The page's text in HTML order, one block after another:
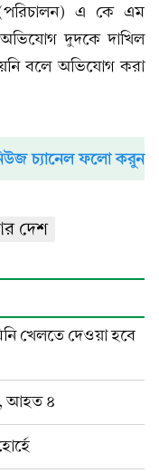
(পরিচালন) এ কে এম
অভিযোগ দুদকে দাখিল
বলে অভিযোগ করা
চ্যানেল ফলো করুন
দেশ
খেলতে দেওয়া হবে
আহত ৪